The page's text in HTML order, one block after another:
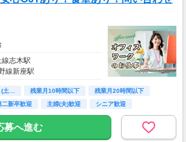
志木駅
線新座駅
土… 残業月10時間以下
残業月20時間以下
二新卒歓迎 主婦(夫)歓迎
シニア歓迎
募へ進む